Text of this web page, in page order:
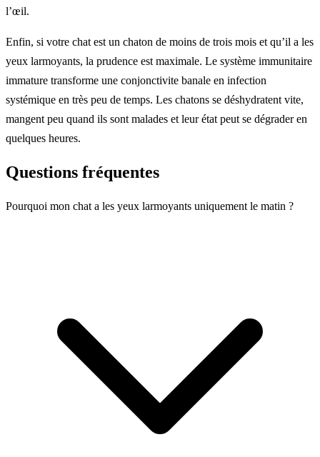
l’œil.
Enfin, si votre chat est un chaton de moins de trois mois et qu’il a les
yeux larmoyants, la prudence est maximale. Le système immunitaire
immature transforme une conjonctivite banale en infection
systémique en très peu de temps. Les chatons se déshydratent vite,
mangent peu quand ils sont malades et leur état peut se dégrader en
quelques heures.
Questions fréquentes
Pourquoi mon chat a les yeux larmoyants uniquement le matin ?